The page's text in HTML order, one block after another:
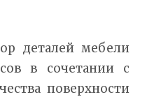
деталей мебели
в сочетании с
поверхности